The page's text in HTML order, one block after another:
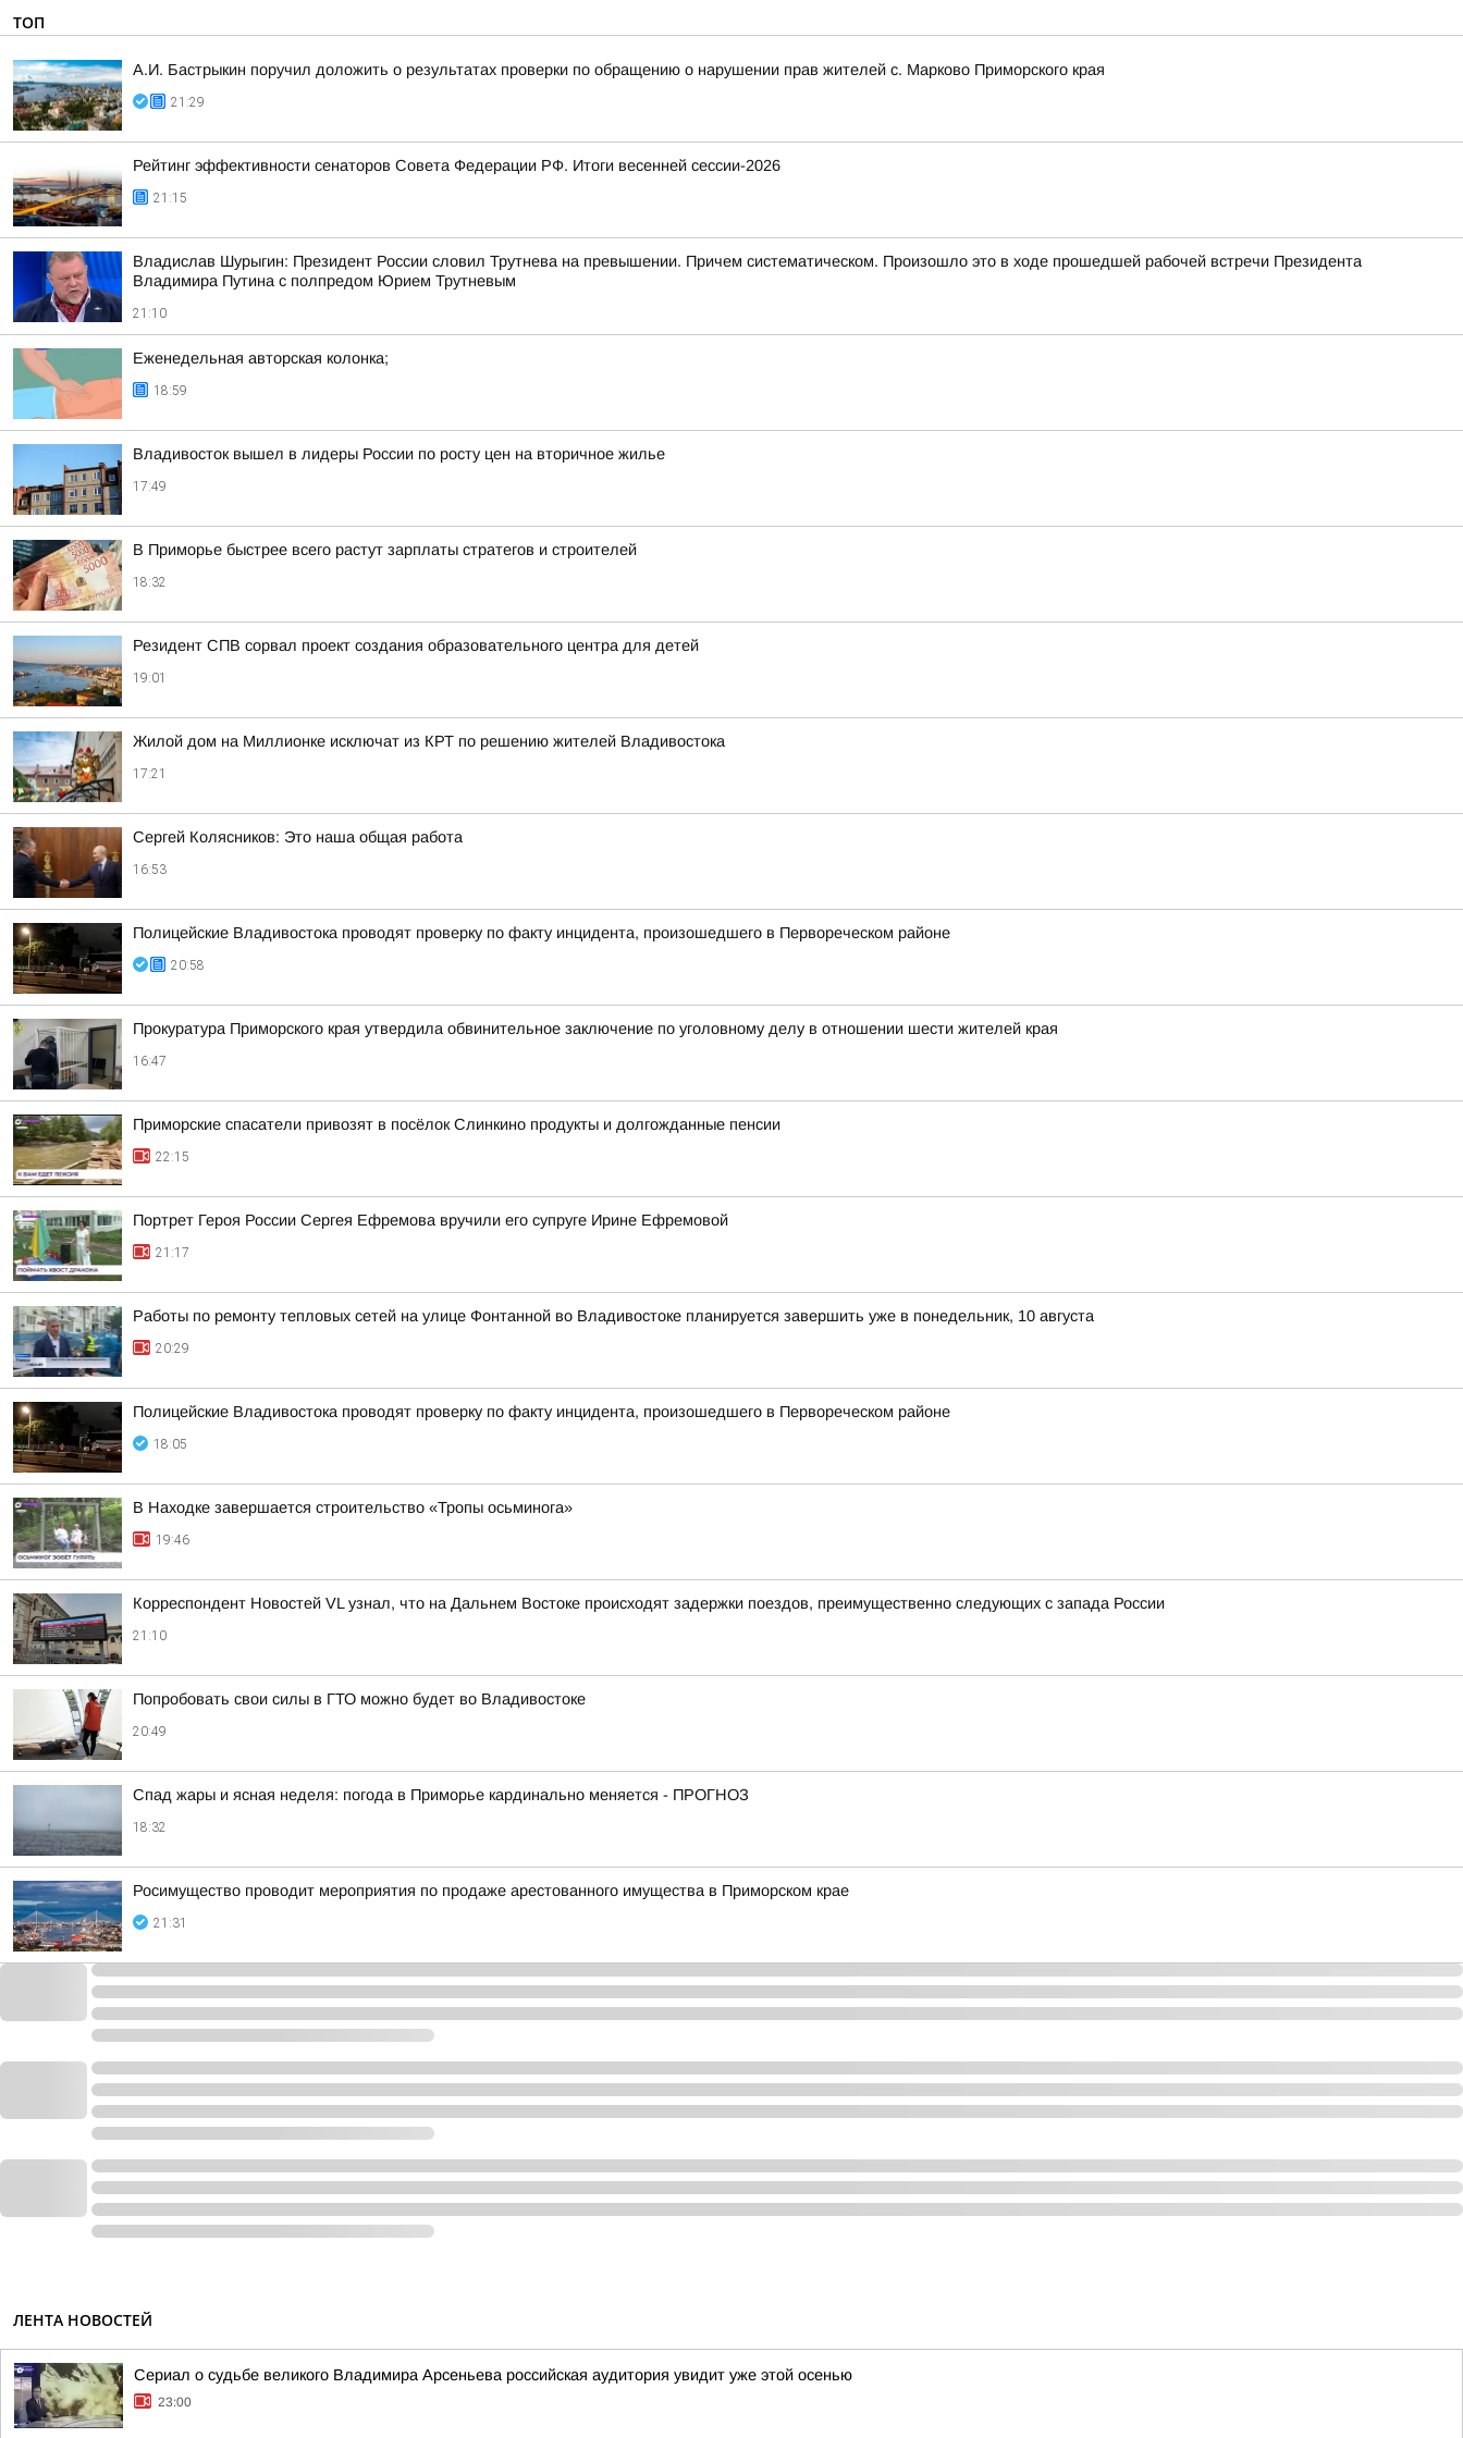
ТОП
А.И. Бастрыкин поручил доложить о результатах проверки по обращению о нарушении прав жителей с. Марково Приморского края
21:29
Рейтинг эффективности сенаторов Совета Федерации РФ. Итоги весенней сессии-2026
21:15
Владислав Шурыгин: Президент России словил Трутнева на превышении. Причем систематическом. Произошло это в ходе прошедшей рабочей встречи Президента
Владимира Путина с полпредом Юрием Трутневым
21:10
Еженедельная авторская колонка;
18:59
Владивосток вышел в лидеры России по росту цен на вторичное жилье
17:49
В Приморье быстрее всего растут зарплаты стратегов и строителей
18:32
Резидент СПВ сорвал проект создания образовательного центра для детей
19:01
Жилой дом на Миллионке исключат из КРТ по решению жителей Владивостока
17:21
Сергей Колясников: Это наша общая работа
16:53
Полицейские Владивостока проводят проверку по факту инцидента, произошедшего в Первореческом районе
20:58
Прокуратура Приморского края утвердила обвинительное заключение по уголовному делу в отношении шести жителей края
16:47
Приморские спасатели привозят в посёлок Слинкино продукты и долгожданные пенсии
22:15
Портрет Героя России Сергея Ефремова вручили его супруге Ирине Ефремовой
21:17
Работы по ремонту тепловых сетей на улице Фонтанной во Владивостоке планируется завершить уже в понедельник, 10 августа
20:29
Полицейские Владивостока проводят проверку по факту инцидента, произошедшего в Первореческом районе
18:05
В Находке завершается строительство «Тропы осьминога»
19:46
Корреспондент Новостей VL узнал, что на Дальнем Востоке происходят задержки поездов, преимущественно следующих с запада России
21:10
Попробовать свои силы в ГТО можно будет во Владивостоке
20:49
Спад жары и ясная неделя: погода в Приморье кардинально меняется - ПРОГНОЗ
18:32
Росимущество проводит мероприятия по продаже арестованного имущества в Приморском крае
21:31
ЛЕНТА НОВОСТЕЙ
Сериал о судьбе великого Владимира Арсеньева российская аудитория увидит уже этой осенью
23:00